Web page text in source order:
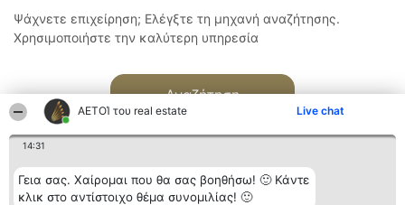
ΑΕΤΟΊ του real estate Live chat
14:31
Γεια σας. Χαίρομαι που θα σας βοηθήσω! 🙂 Κάντε
κλικ στο αντίστοιχο θέμα συνομιλίας! 🙂
Ψάχνετε επιχείρηση; Ελέγξτε τη μηχανή αναζήτησης.
Χρησιμοποιήστε την καλύτερη υπηρεσία
Αναζήτηση